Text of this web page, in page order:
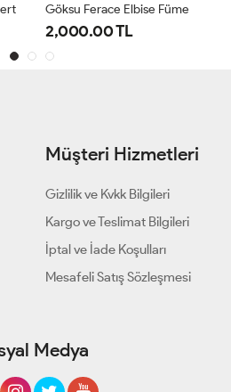
Göksu Ferace Elbise Füme
2,000.00 TL
Müşteri Hizmetleri
Gizlilik ve Kvkk Bilgileri
Kargo ve Teslimat Bilgileri
İptal ve İade Koşulları
Mesafeli Satış Sözleşmesi
Medya